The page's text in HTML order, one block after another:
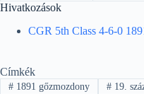
Hivatkozások
CGR 5th Class 4-6-0
Címkék
#1891 gőzmozdony #19.